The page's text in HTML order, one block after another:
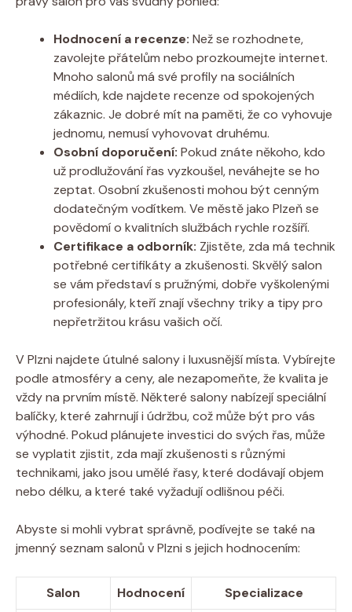
Hodnocení a recenze: Než se rozhodnete,
zavolejte přátelům nebo prozkoumejte internet.
Mnoho salonů má své profily na sociálních
médiích, kde najdete recenze od spokojených
zákaznic. Je dobré mít na paměti, že co vyhovuje
jednomu, nemusí vyhovovat druhému.
Osobní doporučení: Pokud znáte někoho, kdo
už prodlužování řas vyzkoušel, neváhejte se ho
zeptat. Osobní zkušenosti mohou být cenným
dodatečným vodítkem. Ve městě jako Plzeň se
povědomí o kvalitních službách rychle rozšíří.
Certifikace a odborník: Zjistěte, zda má technik
potřebné certifikáty a zkušenosti. Skvělý salon
se vám představí s pružnými, dobře vyškolenými
profesionály, kteří znají všechny triky a tipy pro
nepřetržitou krásu vašich očí.
V Plzni najdete útulné salony i luxusnější místa. Vybírejte
podle atmosféry a ceny, ale nezapomeňte, že kvalita je
vždy na prvním místě. Některé salony nabízejí speciální
balíčky, které zahrnují i údržbu, což může být pro vás
výhodné. Pokud plánujete investici do svých řas, může
se vyplatit zjistit, zda mají zkušenosti s různými
technikami, jako jsou umělé řasy, které dodávají objem
nebo délku, a které také vyžadují odlišnou péči.
Abyste si mohli vybrat správně, podívejte se také na
jmenný seznam salonů v Plzni s jejich hodnocením:
Salon Hodnocení
Specializace